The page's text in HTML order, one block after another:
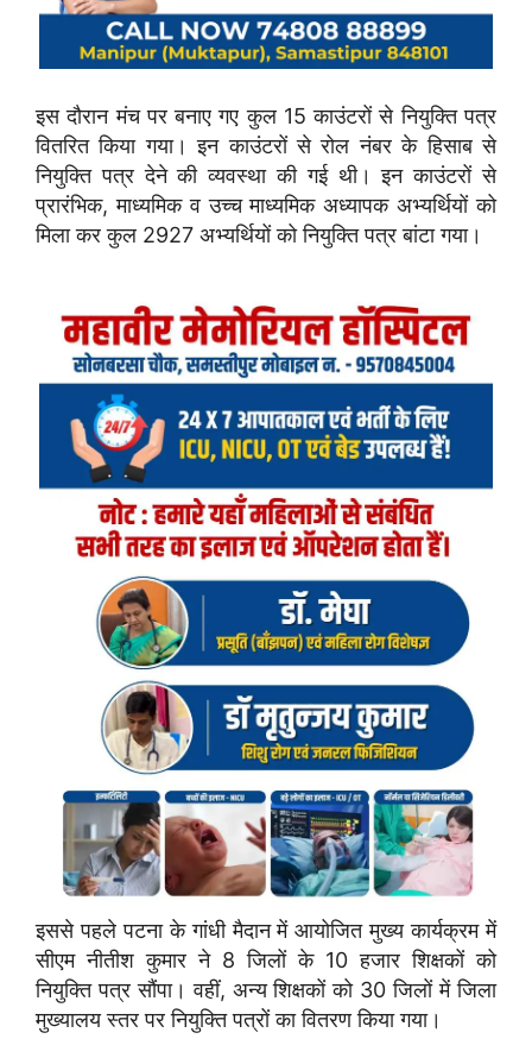
इस दौरान मंच पर बनाए गए कुल 15 काउंटरों से नियुक्ति पत्र
वितरित किया गया। इन काउंटरों से रोल नंबर के हिसाब से
नियुक्ति पत्र देने की व्यवस्था की गई थी। इन काउंटरों से
प्रारंभिक, माध्यमिक व उच्च माध्यमिक अध्यापक अभ्यर्थियों को
मिला कर कुल 2927 अभ्यर्थियों को नियुक्ति पत्र बांटा गया।
इससे पहले पटना के गांधी मैदान में आयोजित मुख्य कार्यक्रम में
सीएम नीतीश कुमार ने 8 जिलों के 10 हजार शिक्षकों को
नियुक्ति पत्र सौंपा। वहीं, अन्य शिक्षकों को 30 जिलों में जिला
मुख्यालय स्तर पर नियुक्ति पत्रों का वितरण किया गया।